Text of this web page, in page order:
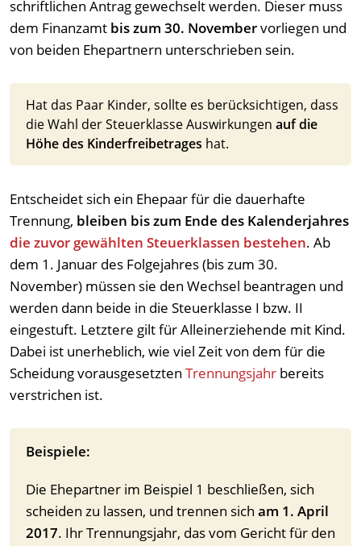
schriftlichen Antrag gewechselt werden. Dieser muss
dem Finanzamt bis zum 30. Novembervorliegen und
von beiden Ehepartnern unterschrieben sein.
Hat das Paar Kinder, sollte es berücksichtigen, dass
die Wahl der Steuerklasse Auswirkungen auf die
Höhe des Kinderfreibetrages hat.
Entscheidet sich ein Ehepaar für die dauerhafte
Trennung, bleiben bis zum Ende des Kalenderjahres
die zuvor gewählten Steuerklassen bestehen. Ab
dem 1. Januar des Folgejahres (bis zum 30.
November) müssen sie den Wechsel beantragen und
werden dann beide in die Steuerklasse I bzw. II
eingestuft. Letztere gilt für Alleinerziehende mit Kind.
Dabei ist unerheblich, wie viel Zeit von dem für die
Scheidung vorausgesetzten Trennungsjahr bereits
verstrichen ist.
Beispiele:
Die Ehepartner im Beispiel 1 beschließen, sich
scheiden zu lassen, und trennen sich am 1. April
2017. Ihr Trennungsjahr, das vom Gericht für den